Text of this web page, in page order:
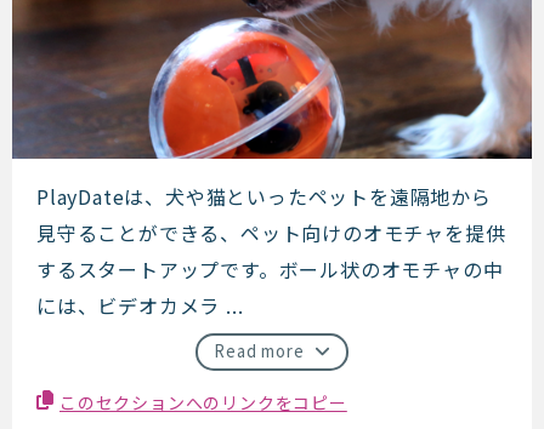
PlayDate
PlayDateは、犬や猫といったペットを遠隔地から
見守ることができる、ペット向けのオモチャを提供
するスタートアップです。ボール状のオモチャの中
には、ビデオカメラ ...
Read more
このセクションへのリンクをコピー